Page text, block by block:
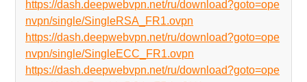
https://dash.deepwebvpn.net/ru/download?goto=ope
nvpn/single/SingleRSA_FR1.ovpn
https://dash.deepwebvpn.net/ru/download?goto=ope
nvpn/single/SingleECC_FR1.ovpn
https://dash.deepwebvpn.net/ru/download?goto=ope